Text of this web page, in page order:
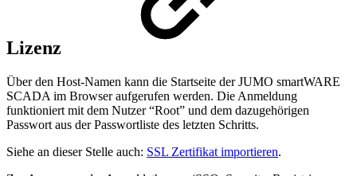
Lizenz
Über den Host-Namen kann die Startseite der JUMO smartWARE
SCADA im Browser aufgerufen werden. Die Anmeldung
funktioniert mit dem Nutzer “Root” und dem dazugehörigen
Passwort aus der Passwortliste des letzten Schritts.
Siehe an dieser Stelle auch: SSL Zertifikat importieren.